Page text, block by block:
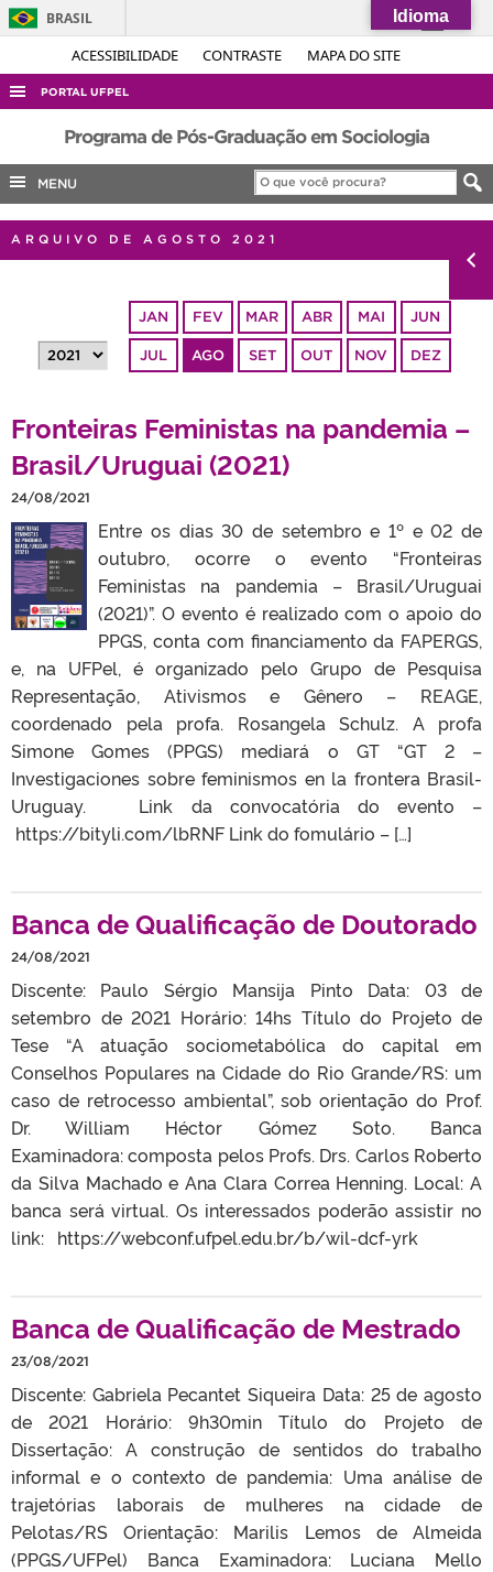
ACESSIBILIDADE CONTRASTE MAPA DO SITE
BRASIL
Simplifique!
Acesso à informação
Legislação
Canais
PORTAL UFPEL
ACESSO À INFORMAÇÃO
AUDITORIA
COBALTO
CONCURSOS
OUVIDORIA
TELEFONES
Programa de Pós-Graduação em Sociologia
MENU
ARQUIVO DE AGOSTO 2021
JAN FEV MAR ABR MAI JUN
JUL AGO SET OUT NOV DEZ
Fronteiras Feministas na pandemia –
Brasil/Uruguai (2021)
24/08/2021
Entre os dias 30 de setembro e 1º e 02 de
outubro, ocorre o evento “Fronteiras
Feministas na pandemia – Brasil/Uruguai
(2021)”. O evento é realizado com o apoio do
PPGS, conta com financiamento da FAPERGS,
e, na UFPel, é organizado pelo Grupo de Pesquisa
Representação, Ativismos e Gênero – REAGE,
coordenado pela profa. Rosangela Schulz. A profa
Simone Gomes (PPGS) mediará o GT “GT 2 –
Investigaciones sobre feminismos en la frontera Brasil-
Uruguay. Link da convocatória do evento –
https://bityli.com/lbRNF Link do fomulário – […]
Banca de Qualificação de Doutorado
24/08/2021
Discente: Paulo Sérgio Mansija Pinto Data: 03 de
setembro de 2021 Horário: 14hs Título do Projeto de
Tese “A atuação sociometabólica do capital em
Conselhos Populares na Cidade do Rio Grande/RS: um
caso de retrocesso ambiental”, sob orientação do Prof.
Dr. William Héctor Gómez Soto. Banca
Examinadora: composta pelos Profs. Drs. Carlos Roberto
da Silva Machado e Ana Clara Correa Henning. Local: A
banca será virtual. Os interessados poderão assistir no
link: https://webconf.ufpel.edu.br/b/wil-dcf-yrk
Banca de Qualificação de Mestrado
23/08/2021
Discente: Gabriela Pecantet Siqueira Data: 25 de agosto
de 2021 Horário: 9h30min Título do Projeto de
Dissertação: A construção de sentidos do trabalho
informal e o contexto de pandemia: Uma análise de
trajetórias laborais de mulheres na cidade de
Pelotas/RS Orientação: Marilis Lemos de Almeida
(PPGS/UFPel) Banca Examinadora: Luciana Mello
Idioma